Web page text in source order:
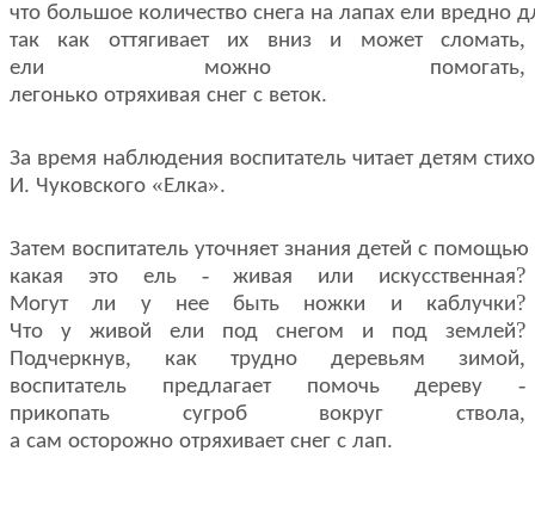
что большое количество снега на лапах ели вредно
так
как оттягивает их вниз и может сломать,
ели можно помогать,
легонько отряхивая снег с веток.
За время наблюдения воспитатель читает детям
И . Чуковского « Елка».
Затем воспитатель уточняет знания детей с помощью
какая
это ель-живая или искусственная?
Могут ли у нее быть ножки и каблучки?
Что у живой ели под снегом и под землей?
Подчеркнув, как трудно деревьям зимой,
воспитатель предлагает помочь дереву -
прикопать сугроб вокруг ствола,
а сам осторожно отряхивает снег с лап.